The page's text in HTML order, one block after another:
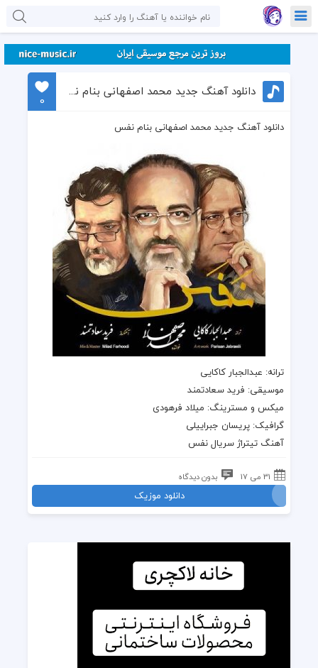
دانلود آهنگ جدید محمد اصفهانی بنام نفس
0
دانلود آهنگ جدید محمد اصفهانی بنام نفس
ترانه: عبدالجبار کاکایی
موسیقی: فرید سعادتمند
میکس و مسترینگ: میلاد فرهودی
گرافیک: پریسان جبراییلی
آهنگ تیتراژ سریال نفس
31 می 17 بدون دیدگاه
دانلود موزیک